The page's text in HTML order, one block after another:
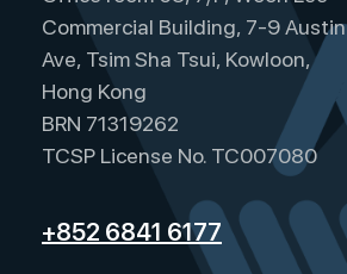
Commercial Building, 7-9 Austin
Ave, Tsim Sha Tsui, Kowloon,
Hong Kong
BRN 71319262
TCSP License No. TC007080
+852 6841 6177